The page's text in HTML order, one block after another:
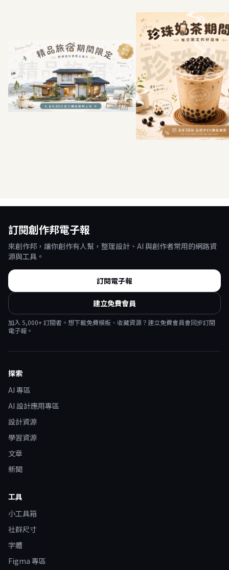
訂閱創作邦電子報
來創作邦，讓你創作有人幫，整理設計、AI 與創作者常用的網路資
源與工具。
訂閱電子報
建立免費會員
加入 5,000+ 訂閱者。想下載免費模板、收藏資源？建立免費會員會同步訂閱
電子報。
探索
AI 專區
AI 設計應用專區
設計資源
學習資源
文章
新聞
工具
小工具箱
社群尺寸
字體
Figma 專區